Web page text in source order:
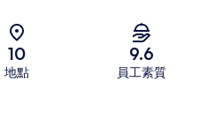
10
地點
9.6
員工素質